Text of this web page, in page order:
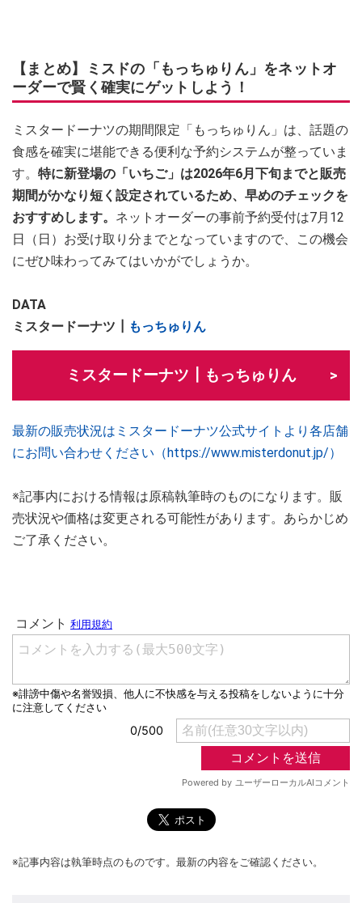
【まとめ】ミスドの「もっちゅりん」をネットオ
ーダーで賢く確実にゲットしよう！
ミスタードーナツの期間限定「もっちゅりん」は、話題の
食感を確実に堪能できる便利な予約システムが整っていま
す。 特に新登場の「いちご」は2026年6月下旬までと販売
期間がかなり短く設定されているため、早めのチェックを
おすすめします。 ネットオーダーの事前予約受付は7月12
日（日）お受け取り分までとなっていますので、この機会
にぜひ味わってみてはいかがでしょうか。
DATA
ミスタードーナツ┃
もっちゅりん
ミスタードーナツ┃もっちゅりん
最新の販売状況はミスタードーナツ公式サイトより各店舗
にお問い合わせください（https://www.misterdonut.jp/）
※記事内における情報は原稿執筆時のものになります。販
売状況や価格は変更される可能性があります。あらかじめ
ご了承ください。
※記事内容は執筆時点のものです。最新の内容をご確認ください。